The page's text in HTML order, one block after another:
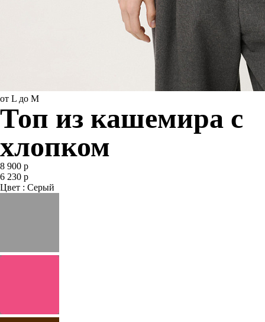
от L до M
Топ из кашемира с
хлопком
8 900 р
6 230 р
Цвет : Серый